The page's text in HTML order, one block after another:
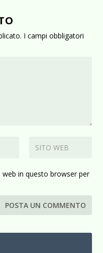
I campi obbligatori
in questo browser per